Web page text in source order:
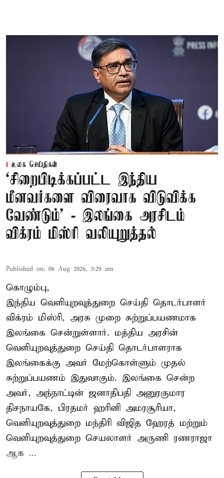
உலக செய்திகள்
‘சிறைபிடிக்கப்பட்ட இந்திய
மீனவர்களை விரைவாக விடுவிக்க
வேண்டும்' - இலங்கை அரசிடம்
விக்ரம் மிஸ்ரி வலியுறுத்தல்
Published on: 06 Aug 2026, 5:29 am
கொழும்பு,
இந்திய வெளியுறவுத்துறை செய்தி தொடர்பாளர்
விக்ரம் மிஸ்ரி, அரசு முறை சுற்றுப்பயணமாக
இலங்கை சென்றுள்ளார். மத்திய அரசின்
வெளியுறவுத்துறை செய்தி தொடர்பாளராக
இலங்கைக்கு அவர் மேற்கொள்ளும் முதல்
சுற்றுப்பயணம் இதுவாகும். இலங்கை சென்ற
அவர், அந்நாட்டின் ஜனாதிபதி அனுரகுமார
திசநாயகே, பிரதமர் ஹரினி அமரசூரியா,
வெளியுறவுத்துறை மந்திரி விஜித ஹேரத் மற்றும்
வெளியுறவுத்துறை செயலாளர் அருணி ரணராஜா
ஆக ...